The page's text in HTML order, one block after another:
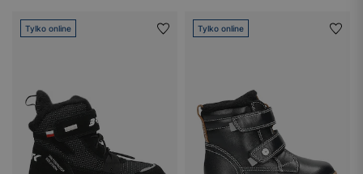
Tylko online Tylko online